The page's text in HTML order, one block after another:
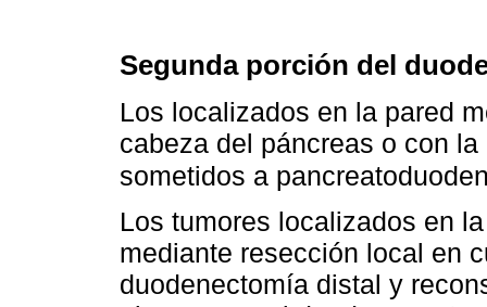
Segunda porción del
Los localizados en la pared
cabeza del páncreas o con
sometidos a
Los tumores localizados en
mediante resección local en
duodenectomía distal y